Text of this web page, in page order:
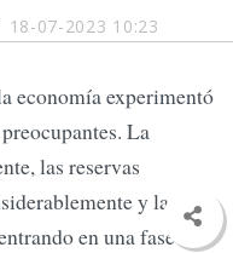
18-07-2023 10:23
economía experimentó
La
las reservas
y la
en una fase de